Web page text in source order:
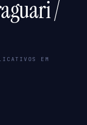
/
EM